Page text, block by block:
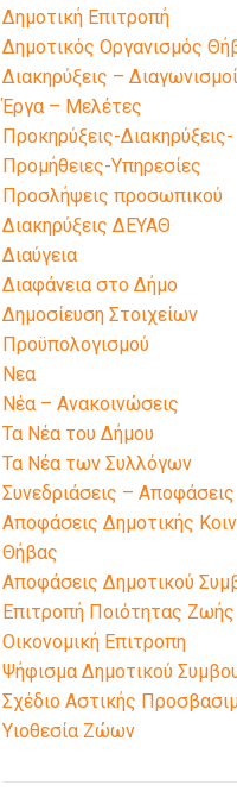
Δημοτική Επιτροπή
Δημοτικός Οργανισμός
Διακηρύξεις – Διαγωνισμοί
Έργα – Μελέτες
Προκηρύξεις-Διακηρύξεις-
Προμήθειες-Υπηρεσίες
Προσλήψεις προσωπικού
Διακηρύξεις ΔΕΥΑΘ
Διαύγεια
Διαφάνεια στο Δήμο
Δημοσίευση Στοιχείων
Προϋπολογισμού
Νεα
Νέα – Ανακοινώσεις
Τα Νέα του Δήμου
Τα Νέα των Συλλόγων
Συνεδριάσεις – Αποφάσεις
Αποφάσεις Δημοτικής
Θήβας
Αποφάσεις Δημοτικού
Επιτροπή Ποιότητας Ζωής
Οικονομική Επιτροπη
Ψήφισμα Δημοτικού
Σχέδιο Αστικής
Υιοθεσία Ζώων